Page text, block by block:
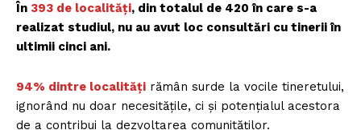
În 393 de localități, din totalul de 420 în care s-a
realizat studiul, nu au avut loc consultări cu tinerii în
ultimii cinci ani.
94% dintre localități rămân surde la vocile tineretului,
ignorând nu doar necesitățile, ci și potențialul acestora
de a contribui la dezvoltarea comunităților.